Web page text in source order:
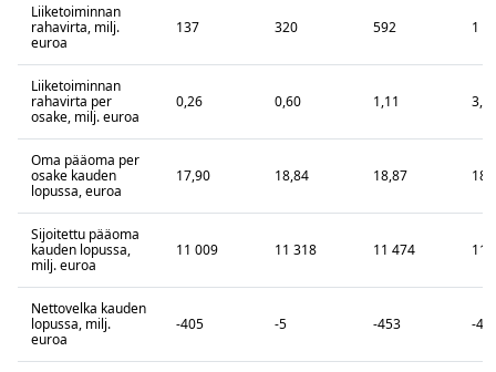
Liiketoiminnan
rahavirta, milj.
euroa
137 320 592 1
Liiketoiminnan
rahavirta per
osake, milj. euroa
0,26 0,60 1,11
Oma pääoma per
osake kauden
lopussa, euroa
17,90 18,84 18,87
Sijoitettu pääoma
kauden lopussa,
milj. euroa
11 009 11 318 11 474 11
Nettovelka kauden
lopussa, milj.
euroa
-405 -5 -453 -